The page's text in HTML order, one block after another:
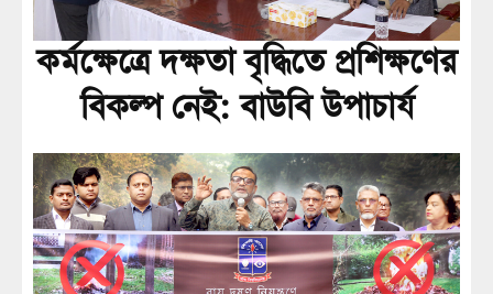
কর্মক্ষেত্রে দক্ষতা বৃদ্ধিতে প্রশিক্ষণের
বিকল্প নেই: বাউবি উপাচার্য